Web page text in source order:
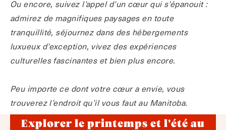
Ou encore, suivez l’appel d’un cœur qui s’épanouit :
admirez de magnifiques paysages en toute
tranquillité, séjournez dans des hébergements
luxueux d’exception, vivez des expériences
culturelles fascinantes et bien plus encore.
Peu importe ce dont votre cœur a envie, vous
trouverez l’endroit qu’il vous faut au Manitoba.
Explorer le printemps et l'été au